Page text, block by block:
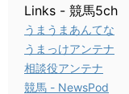
Links - 競馬5ch
うまうまあんてな
うまっけアンテナ
相談役アンテナ
競馬 - NewsPod